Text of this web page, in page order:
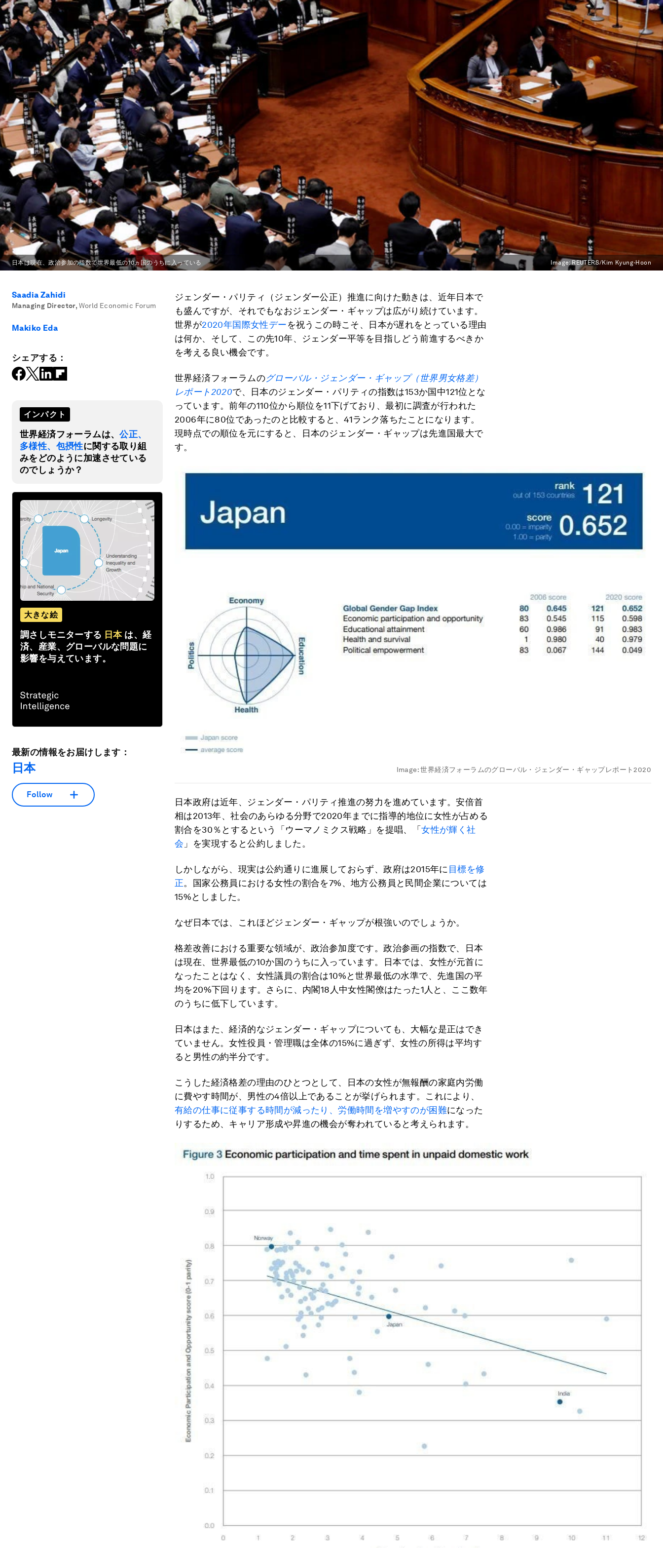
日本は現在、政治参加の指数で世界最低の10ヵ国のうちに入っている Image: REUTERS/Kim Kyung-Hoon
Saadia Zahidi
Managing Director, World Economic Forum
Makiko Eda
シェアする：
インパクト
世界経済フォーラムは、公正、
多様性、包摂性に関する取り組
みをどのように加速させている
のでしょうか？
大きな絵
調さしモニターする 日本 は、経
済、産業、グローバルな問題に
影響を与えています。
最新の情報をお届けします：
日本
Follow
ジェンダー・パリティ（ジェンダー公正）推進に向けた動きは、近年日本で
も盛んですが、それでもなおジェンダー・ギャップは広がり続けています。
世界が2020年国際女性デーを祝うこの時こそ、日本が遅れをとっている理由
は何か、そして、この先10年、ジェンダー平等を目指しどう前進するべきか
を考える良い機会です。
世界経済フォーラムのグローバル・ジェンダー・ギャップ（世界男女格差）
レポート2020で、日本のジェンダー・パリティの指数は153か国中121位とな
っています。前年の110位から順位を11下げており、最初に調査が行われた
2006年に80位であったのと比較すると、41ランク落ちたことになります。
現時点での順位を元にすると、日本のジェンダー・ギャップは先進国最大で
す。
Image:世界経済フォーラムのグローバル・ジェンダー・ギャップレポート2020
日本政府は近年、ジェンダー・パリティ推進の努力を進めています。安倍首
相は2013年、社会のあらゆる分野で2020年までに指導的地位に女性が占める
割合を30％とするという「ウーマノミクス戦略」を提唱、「女性が輝く社
会 」を実現すると公約しました。
しかしながら、現実は公約通りに進展しておらず、政府は2015年に 目標を修
正。国家公務員における女性の割合を7%、地方公務員と民間企業については
15%としました。
なぜ日本では、これほどジェンダー・ギャップが根強いのでしょうか。
格差改善における重要な領域が、政治参加度です。政治参画の指数で、日本
は現在、世界最低の10か国のうちに入っています。日本では、女性が元首に
なったことはなく、女性議員の割合は10%と世界最低の水準で、先進国の平
均を20%下回ります。さらに、内閣18人中女性閣僚はたった1人と、ここ数年
のうちに低下しています。
日本はまた、経済的なジェンダー・ギャップについても、大幅な是正はでき
ていません。女性役員・管理職は全体の15%に過ぎず、女性の所得は平均す
ると男性の約半分です。
こうした経済格差の理由のひとつとして、日本の女性が無報酬の家庭内労働
に費やす時間が、男性の4倍以上であることが挙げられます。これにより、
有給の仕事に従事する時間が減ったり、労働時間を増やすのが困難になった
りするため、キャリア形成や昇進の機会が奪われていると考えられます。